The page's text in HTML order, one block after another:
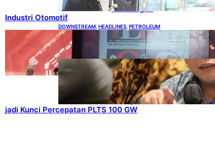
Persaingan
Industri Otomotif
DOWNSTREAM HEADLINES PETROLEUM
Terbuka, Peluang Usaha
bagi IKM Alas Kaki Lokal
ENERGY ,
HEADLINES ,
RENEWABLE
IESR:
Kepemimpina
n Terpadu
jadi Kunci Percepatan PLTS 100 GW